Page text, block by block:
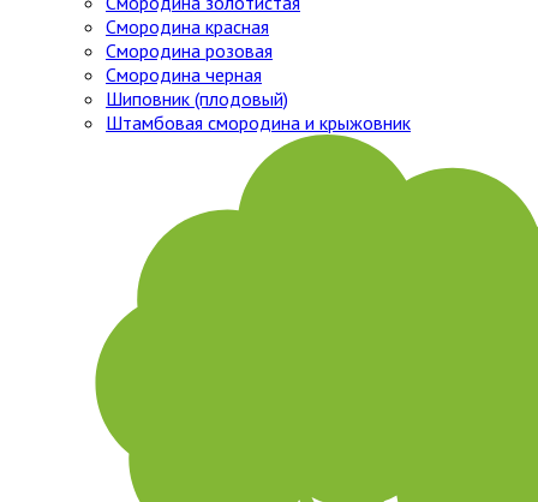
Смородина красная
Смородина розовая
Смородина черная
Шиповник (плодовый)
Штамбовая смородина и крыжовник